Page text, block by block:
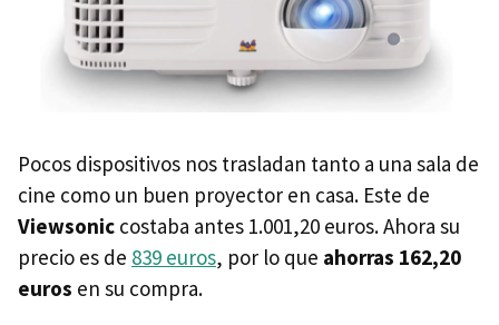
Pocos dispositivos nos trasladan tanto a una sala de
cine como un buen proyector en casa. Este de
Viewsonic costaba antes 1.001,20 euros. Ahora su
precio es de 839 euros, por lo que ahorras 162,20
euros en su compra.